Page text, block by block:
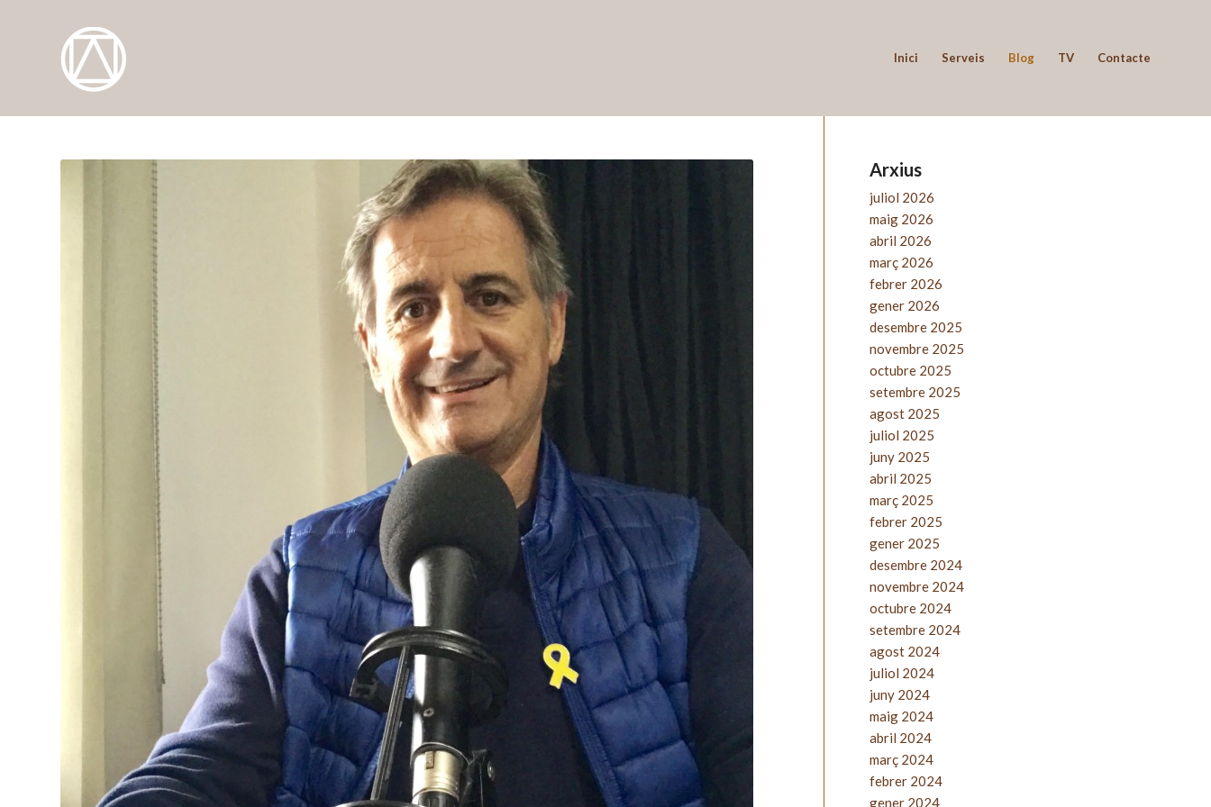
Inici Serveis Blog TV Contacte
Arxius
juliol 2026
maig 2026
abril 2026
març 2026
febrer 2026
gener 2026
desembre 2025
novembre 2025
octubre 2025
setembre 2025
agost 2025
juliol 2025
juny 2025
abril 2025
març 2025
febrer 2025
gener 2025
desembre 2024
novembre 2024
octubre 2024
setembre 2024
agost 2024
juliol 2024
juny 2024
maig 2024
abril 2024
març 2024
febrer 2024
gener 2024